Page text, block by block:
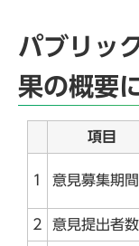
パブリッ
果の概要
項目
1 意見募集期間
2 意見提出者数